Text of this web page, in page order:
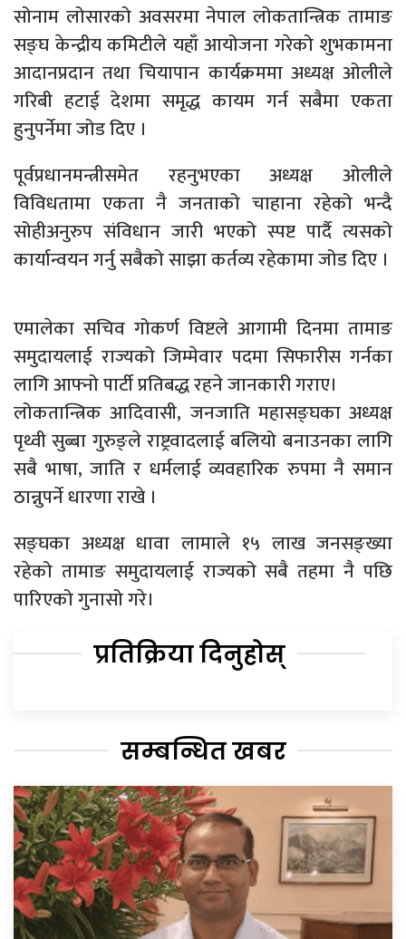
सोनाम लोसारको अवसरमा नेपाल लोकतान्त्रिक तामाङ
सङ्घ केन्द्रीय कमिटीले यहाँ आयोजना गरेको शुभकामना
आदानप्रदान तथा चियापान कार्यक्रममा अध्यक्ष ओलीले
गरिबी हटाई देशमा समृद्ध कायम गर्न सबैमा एकता
हुनुपर्नेमा जोड दिए ।
पूर्वप्रधानमन्त्रीसमेत रहनुभएका अध्यक्ष ओलीले
विविधतामा एकता नै जनताको चाहाना रहेको भन्दै
सोहीअनुरुप संविधान जारी भएको स्पष्ट पार्दै त्यसको
कार्यान्वयन गर्नु सबैको साझा कर्तव्य रहेकामा जोड दिए ।
एमालेका सचिव गोकर्ण विष्टले आगामी दिनमा तामाङ
समुदायलाई राज्यको जिम्मेवार पदमा सिफारीस गर्नका
लागि आफ्नो पार्टी प्रतिबद्ध रहने जानकारी गराए।
लोकतान्त्रिक आदिवासी, जनजाति महासङ्घका अध्यक्ष
पृथ्वी सुब्बा गुरुङ्ले राष्ट्रवादलाई बलियो बनाउनका लागि
सबै भाषा, जाति र धर्मलाई व्यवहारिक रुपमा नै समान
ठान्नुपर्ने धारणा राखे ।
सङ्घका अध्यक्ष धावा लामाले १५ लाख जनसङ्ख्या
रहेको तामाङ समुदायलाई राज्यको सबै तहमा नै पछि
पारिएको गुनासो गरे।
प्रतिक्रिया दिनुहोस्
सम्बन्धित खबर